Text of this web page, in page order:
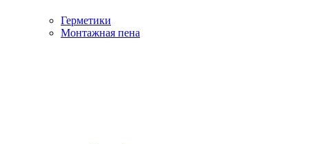
Герметики
Монтажная пена